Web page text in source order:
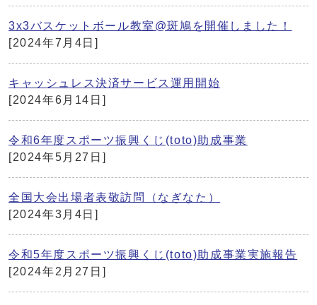
3x3バスケットボール教室@斑鳩を開催しました！
[2024年7月4日]
キャッシュレス決済サービス運用開始
[2024年6月14日]
令和6年度スポーツ振興くじ(toto)助成事業
[2024年5月27日]
全国大会出場者表敬訪問（なぎなた）
[2024年3月4日]
令和5年度スポーツ振興くじ(toto)助成事業実施報告
[2024年2月27日]